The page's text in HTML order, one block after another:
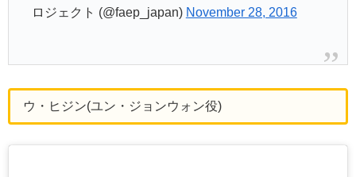
ロジェクト (@faep_japan) November 28, 2016
ウ・ヒジン(ユン・ジョンウォン役)